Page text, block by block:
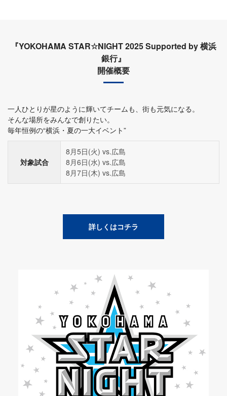
『YOKOHAMA STAR☆NIGHT 2025 Supported by 横浜
銀行』
開催概要
一人ひとりが星のように輝いてチームも、街も元気になる。
そんな場所をみんなで創りたい。
毎年恒例の“横浜・夏の一大イベント”
対象試合
8月5日(火) vs.広島
8月6日(水) vs.広島
8月7日(木) vs.広島
詳しくはコチラ